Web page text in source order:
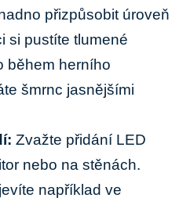
přizpůsobit úroveň
si pustíte tlumené
během herního
šmrnc jasnějšími
Zvažte přidání LED
nebo na stěnách.
například ve